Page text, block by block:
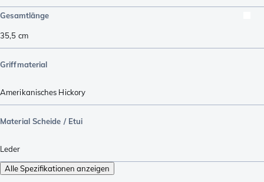
Gesamtlänge
35,5 cm
Griffmaterial
Amerikanisches Hickory
Material Scheide / Etui
Leder
Alle Spezifikationen anzeigen